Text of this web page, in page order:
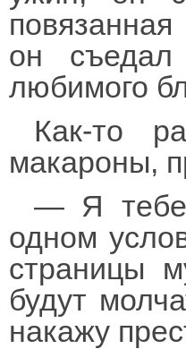
он съедал
любимого
Как-то
макароны,
— Я тебе
одном
страницы
будут
накажу